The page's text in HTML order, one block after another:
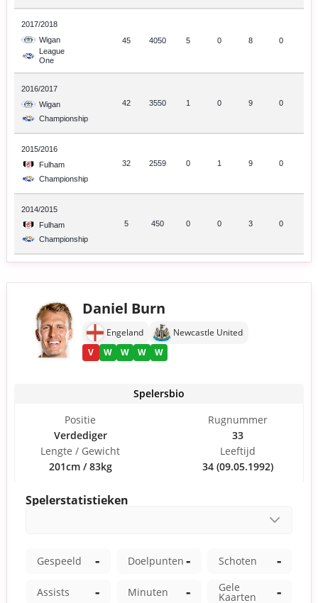
2017/2018
Wigan
League
One
45 4050 5 0 8 0
2016/2017
Wigan
Championship
42 3550 1 0 9 0
2015/2016
Fulham
Championship
32 2559 0 1 9 0
2014/2015
Fulham
Championship
5 450 0 0 3 0